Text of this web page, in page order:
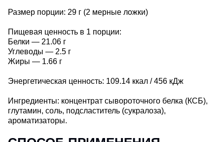
Размер порции: 29 г (2 мерные ложки)
Пищевая ценность в 1 порции:
Белки — 21.06 г
Углеводы — 2.5 г
Жиры — 1.66 г
Энергетическая ценность: 109.14 ккал / 456 кДж
Ингредиенты: концентрат сывороточного белка (КСБ),
глутамин, соль, подсластитель (сукралоза),
ароматизаторы.